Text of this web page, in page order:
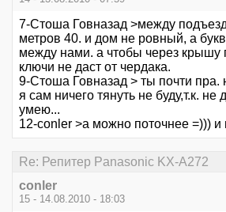
7-Стоша Говназад >между
метров 40. и дом не ровный, а
между нами. а чтобы через крышу
ключи не даст от чердака.
9-Стоша Говназад > ты почти пра.
я сам ничего тянуть не буду,т.к. не
умею...
12-conler >а можно поточнее =)))
Re: Репитер Panasonic KX-A272
conler
15 - 14.08.2010 - 18:03